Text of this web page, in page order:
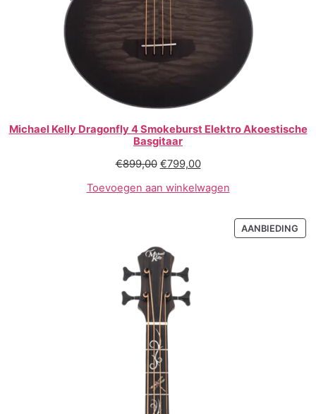
Michael Kelly Dragonfly 4 Smokeburst Elektro Akoestische
Basgitaar
€899,00 €799,00
Toevoegen aan winkelwagen
AANBIEDING